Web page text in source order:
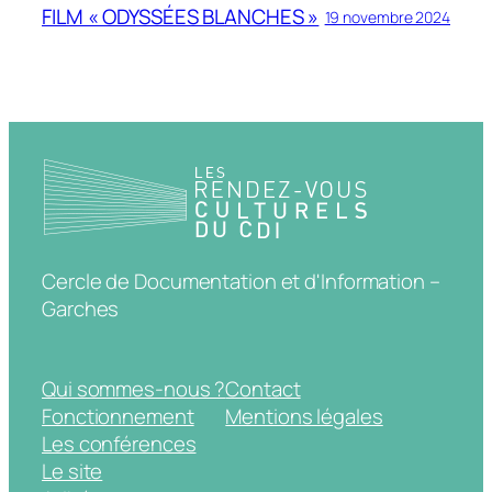
FILM « ODYSSÉES BLANCHES » 19 novembre 2024
Cercle de Documentation et d'Information –
Garches
Qui sommes-nous ?
Fonctionnement
Les conférences
Le site
Contact
Mentions légales